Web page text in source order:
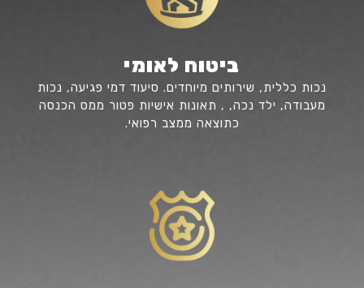
ביטוח לאומי
נכות כללית, שירותים מיוחדים. סיעוד דמי פגיעה, נכות
מעבודה, ילד נכה, , תאונות אישיות פטור ממס הכנסה
כתוצאה ממצב רפואי.